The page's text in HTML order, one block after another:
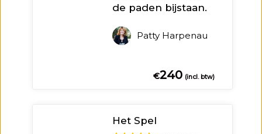
de paden bijstaan.
Patty Harpenau
€240 (incl. btw)
Het Spel